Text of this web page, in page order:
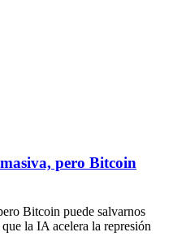
pero Bitcoin
Bitcoin puede salvarnos
la IA acelera la represión